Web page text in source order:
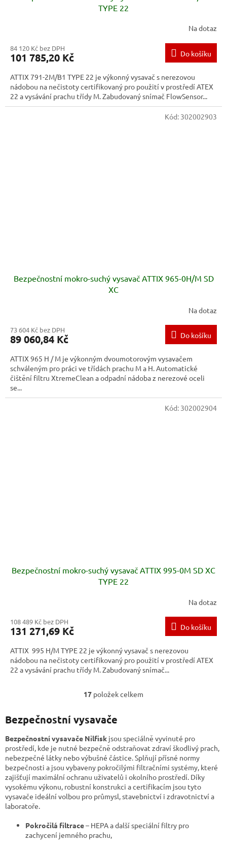
TYPE 22
Na dotaz
84 120 Kč bez DPH
101 785,20 Kč Do košíku
ATTIX 791-2M/B1 TYPE 22 je výkonný vysavač s nerezovou
nádobou na nečistoty certifikovaný pro použití v prostředí ATEX
22 a vysávání prachu třídy M. Zabudovaný snímač FlowSensor...
Bezpečnostní mokro-suchý vysavač ATTIX 965-0H/M SD
XC
Na dotaz
73 604 Kč bez DPH
89 060,84 Kč Do košíku
ATTIX 965 H / M je výkonným dvoumotorovým vysavačem
schváleným pro práci ve třídách prachu M a H. Automatické
čištění filtru XtremeClean a odpadní nádoba z nerezové oceli
se...
Kód: 302002903
Bezpečnostní mokro-suchý vysavač ATTIX 995-0M SD XC
TYPE 22
Na dotaz
108 489 Kč bez DPH
131 271,69 Kč Do košíku
ATTIX 995 H/M TYPE 22 je výkonný vysavač s nerezovou
nádobou na nečistoty certifikovaný pro použití v prostředí ATEX
22 a vysávání prachu třídy M. Zabudovaný snímač...
Kód: 302002904
O
l
d
a
c
í
p
r
v
v
17 položek celkem
Bezpečnostní vysavače
Bezpečnostní vysavače Nilfisk jsou speciálně vyvinuté pro
prostředí, kde je nutné bezpečně odstraňovat zdraví škodlivý prach,
nebezpečné látky nebo výbušné částice. Splňují přísné normy
bezpečnosti a jsou vybaveny pokročilými filtračními systémy, které
zajišťují maximální ochranu uživatelů i okolního prostředí. Díky
vysokému výkonu, robustní konstrukci a certifikacím jsou tyto
vysavače ideální volbou pro průmysl, stavebnictví i zdravotnictví a
laboratoře.
Pokročilá filtrace– HEPA a další speciální filtry pro
zachycení jemného prachu,